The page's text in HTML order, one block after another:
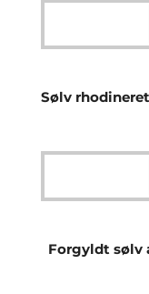
Sølv
Forgyldt sølv